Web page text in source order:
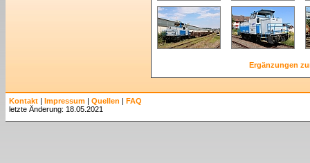
Ergänzungen
Kontakt | Impressum | Quellen | FAQ
letzte Änderung: 18.05.2021